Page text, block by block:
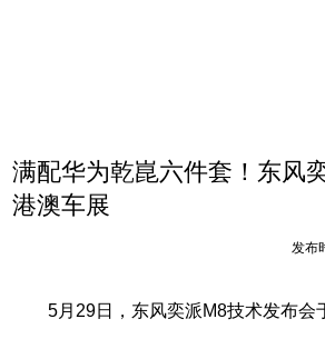
满配华为乾崑六件套！东风
港澳车展
发布
5月29日，东风奕派M8技术发布会